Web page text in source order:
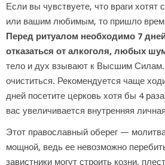
Если вы чувствуете, что враги хотят
или вашим любимым, то пришло
Перед ритуалом необходимо 7
отказаться от алкоголя, любых
тело и дух взывают к Высшим
очиститься. Рекомендуется чаще
дней посетите церковь хотя бы 4
вас увеличивается внутренняя
Этот православный оберег —
мощной, ведь ее невозможно
завистники могут строить козни,